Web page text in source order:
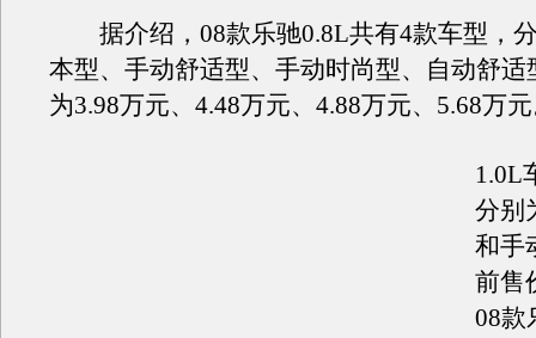
据介绍，08款乐驰0.8L共有4款车型，
本型、手动舒适型、手动时尚型、自动舒适
为3.98万元、4.48万元、4.88万元、5.68万
1.0L
分别
和手
前售
08款